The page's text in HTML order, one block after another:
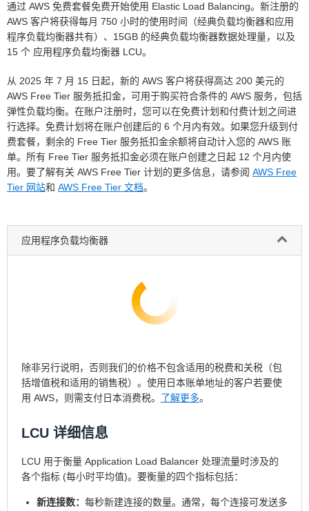
通过 AWS 免费套餐免费开始使用 Elastic Load Balancing。新注册的
AWS 客户将获得每月 750 小时的使用时间（经典负载均衡器和应用
程序负载均衡器共有）、15GB 的经典负载均衡器数据处理量，以及
15 个 应用程序负载均衡器 LCU。
从 2025 年 7 月 15 日起，新的 AWS 客户将获得高达 200 美元的
AWS Free Tier 服务抵扣金，可用于购买符合条件的 AWS 服务，包括
弹性负载均衡。在账户注册时，您可以在免费计划和付费计划之间进
行选择。免费计划将在账户创建后的 6 个月内有效。如果您升级到付
费套餐，剩余的 Free Tier 服务抵扣金余额将自动计入您的 AWS 账
单。所有 Free Tier 服务抵扣金必须在账户创建之日起 12 个月内使
用。要了解有关 AWS Free Tier 计划的更多信息，请参阅 AWS Free
Tier 网站和 AWS Free Tier 文档。
应用程序负载均衡器
除非另行说明，否则我们的价格不包含适用的税费和关税（包
括增值税和适用的销售税）。使用日本账单地址的客户若要使
用 AWS，则需支付日本消费税。 了解更多。
LCU 详细信息
LCU 用于衡量 Application Load Balancer 处理流量时涉及的
各个指标 (每小时平均值)。要衡量的四个指标包括：
新连接数： 每秒新建连接的数量。通常，每个连接可发送多